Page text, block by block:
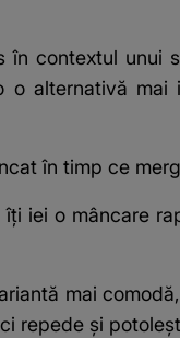
în contextul
alternativă
în timp ce
iei o mâncare
mai
repede și